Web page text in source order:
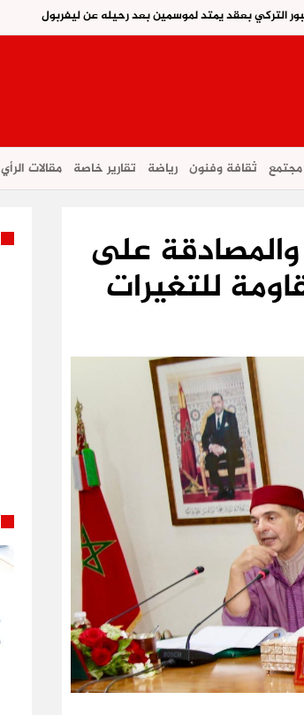
التركي بعقد يمتد لموسمين بعد رحيله عن ليفربول
مجتمع ثقافة وفنون رياضة تقارير خاصة مقالات الرأي
والمصادقة على
للتغيرات